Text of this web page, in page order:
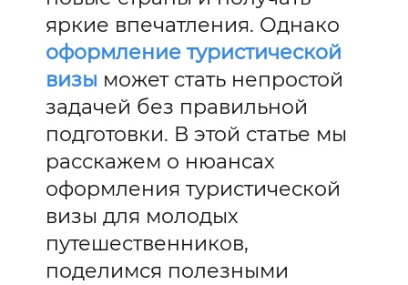
яркие впечатления. Однако
оформление туристической
визы может стать непростой
задачей без правильной
подготовки. В этой статье мы
расскажем о нюансах
оформления туристической
визы для молодых
путешественников,
поделимся полезными